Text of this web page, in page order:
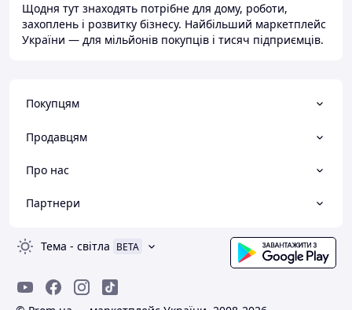
Щодня тут знаходять потрібне для дому, роботи,
захоплень і розвитку бізнесу. Найбільший маркетплейс
України — для мільйонів покупців і тисяч підприємців.
Покупцям
Продавцям
Про нас
Партнери
Тема - світла BETA